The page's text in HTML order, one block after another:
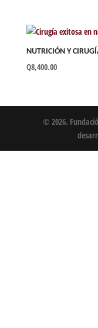
NUTRICIÓN Y
Q8,400.00
© 2026.